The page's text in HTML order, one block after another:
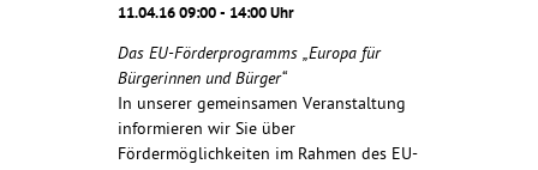
11.04.16 09:00 - 14:00 Uhr
Das EU-Förderprogramms „Europa für
Bürgerinnen und Bürger“
In unserer gemeinsamen Veranstaltung
informieren wir Sie über
Fördermöglichkeiten im Rahmen des EU-